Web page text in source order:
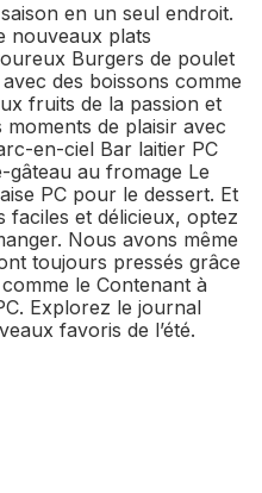
en un seul endroit.
nouveaux plats
Burgers de poulet
des boissons comme
fruits de la passion et
de plaisir avec
en-ciel Bar laitier PC
gâteau au fromage Le
PC pour le dessert. Et
faciles et délicieux, optez
Nous avons même
toujours pressés grâce
le Contenant à
Explorez le journal
favoris de l’été.